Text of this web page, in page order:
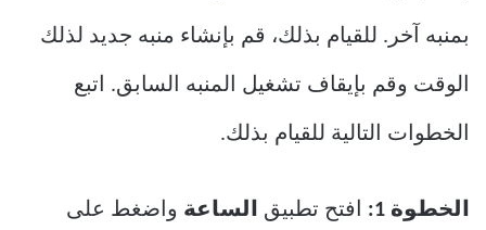
بمنبه آخر. للقيام بذلك، قم بإنشاء منبه جديد لذلك
الوقت وقم بإيقاف تشغيل المنبه السابق. اتبع
الخطوات التالية للقيام بذلك.
الخطوة 1: افتح تطبيق الساعة واضغط على